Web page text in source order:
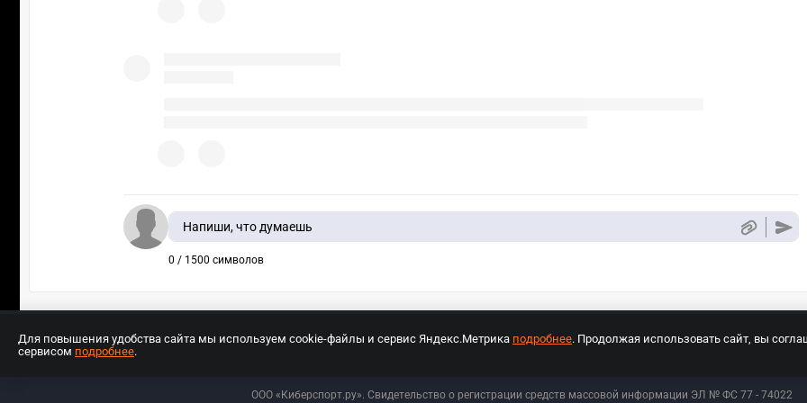
Напиши, что думаешь
0 / 1500 символов
ООО «Киберспорт.ру». Свидетельство о регистрации средств массовой информации ЭЛ № ФС 77 - 74022
Для повышения удобства сайта мы используем cookie-файлы и сервис Яндекс.Метрика подробнее. Продолжая использовать сайт, вы
сервисом подробнее.